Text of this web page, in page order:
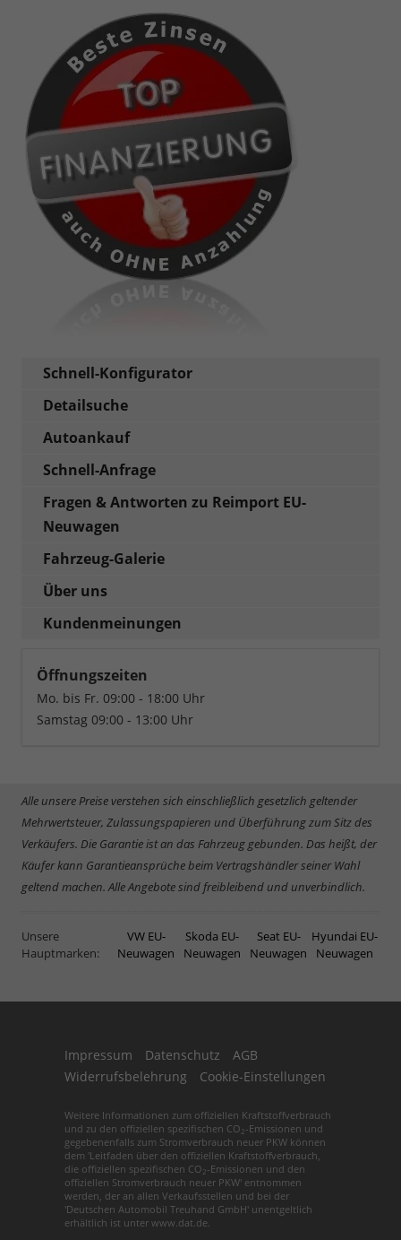
Schnell-Konfigurator
Detailsuche
Autoankauf
Schnell-Anfrage
Fragen & Antworten zu Reimport EU-
Neuwagen
Fahrzeug-Galerie
Über uns
Kundenmeinungen
Öffnungszeiten
Mo. bis Fr. 09:00 - 18:00 Uhr
Samstag 09:00 - 13:00 Uhr
Alle unsere Preise verstehen sich einschließlich gesetzlich geltender
Mehrwertsteuer, Zulassungspapieren und Überführung zum Sitz des
Verkäufers. Die Garantie ist an das Fahrzeug gebunden. Das heißt, der
Käufer kann Garantieansprüche beim Vertragshändler seiner Wahl
geltend machen. Alle Angebote sind freibleibend und unverbindlich.
Unsere
Hauptmarken:
VW EU-
Neuwagen
Skoda EU-
Neuwagen
Seat EU-
Neuwagen
Hyundai EU-
Neuwagen
Impressum Datenschutz
AGB
Widerrufsbelehrung
Cookie-Einstellungen
Weitere Informationen zum offiziellen Kraftstoffverbrauch
und zu den offiziellen spezifischen CO2 -Emissionen und
gegebenenfalls zum Stromverbrauch neuer PKW können
dem 'Leitfaden über den offiziellen Kraftstoffverbrauch,
die offiziellen spezifischen CO2 -Emissionen und den
offiziellen Stromverbrauch neuer PKW' entnommen
werden, der an allen Verkaufsstellen und bei der
'Deutschen Automobil Treuhand GmbH' unentgeltlich
erhältlich ist unter www.dat.de.